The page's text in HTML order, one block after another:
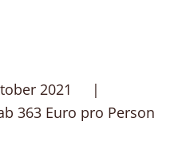
2021 |
Euro pro Person